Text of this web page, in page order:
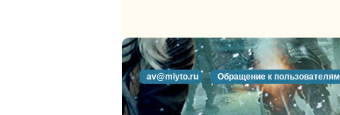
av@miyto.ru Обращение к пользователям